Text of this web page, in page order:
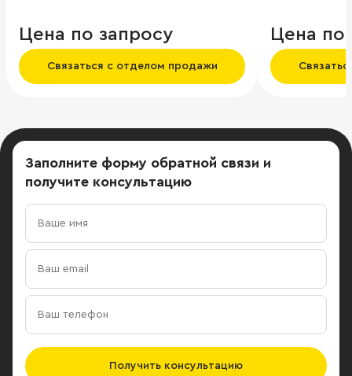
Цена по запросу
Связаться с отделом продажи
Цена по
Заполните форму обратной связи и
получите консультацию
Получить консультацию